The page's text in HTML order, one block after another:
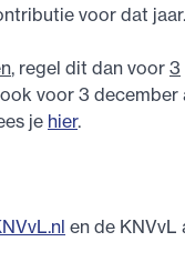
voor dat jaar.
, regel dit dan voor 3
voor 3 december
je hier.
en de KNVvL